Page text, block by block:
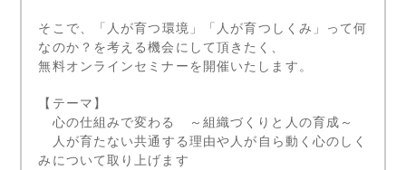
そこで、「人が育つ環境」「人が育つしくみ」って何
なのか？を考える機会にして頂きたく、
無料オンラインセミナーを開催いたします。
【テーマ】
心の仕組みで変わる ～組織づくりと人の育成～
人が育たない共通する理由や人が自ら動く心のしく
みについて取り上げます